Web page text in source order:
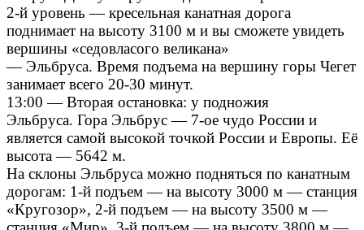
2-й уровень — кресельная канатная дорога
поднимает на высоту 3100 м и вы сможете увидеть
вершины «седовласого великана»
— Эльбруса. Время подъема на вершину горы Чегет
занимает всего 20-30 минут.
13:00 — Вторая остановка: у подножия
Эльбруса. Гора Эльбрус — 7-ое чудо России и
является самой высокой точкой России и Европы. Её
высота — 5642 м.
На склоны Эльбруса можно подняться по канатным
дорогам: 1-й подъем — на высоту 3000 м — станция
«Кругозор», 2-й подъем — на высоту 3500 м —